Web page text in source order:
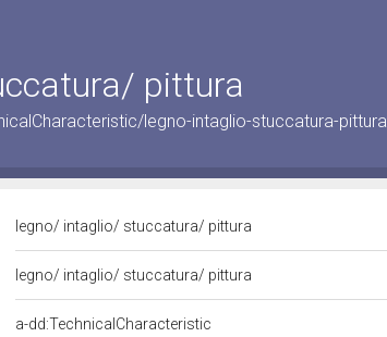
pittura
legno-intaglio-stuccatura-pittura
legno/ intaglio/ stuccatura/ pittura
legno/ intaglio/ stuccatura/ pittura
a-dd:TechnicalCharacteristic